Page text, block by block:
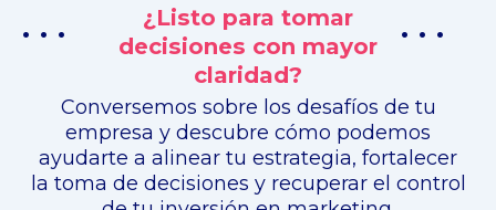
. . .
¿Listo para tomar
decisiones con mayor
claridad?
. . .
Conversemos sobre los desafíos de tu
empresa y descubre cómo podemos
ayudarte a alinear tu estrategia, fortalecer
la toma de decisiones y recuperar el control